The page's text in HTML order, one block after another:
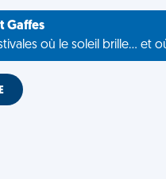
Gaffes
où le soleil brille... et